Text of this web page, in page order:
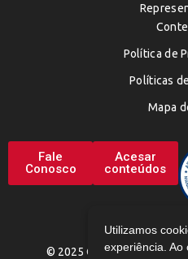
Política de
Políticas
Mapa
Fale
Conosco
Acesar
conteúdos
© 2025 CHEMAX. TODOS
Utilizamos
experiência. Ao